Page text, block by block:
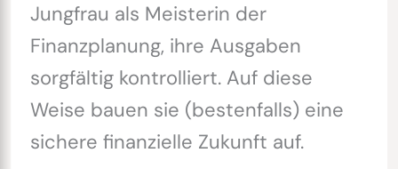
Jungfrau als Meisterin der
Finanzplanung, ihre Ausgaben
sorgfältig kontrolliert. Auf diese
Weise bauen sie (bestenfalls) eine
sichere finanzielle Zukunft auf.